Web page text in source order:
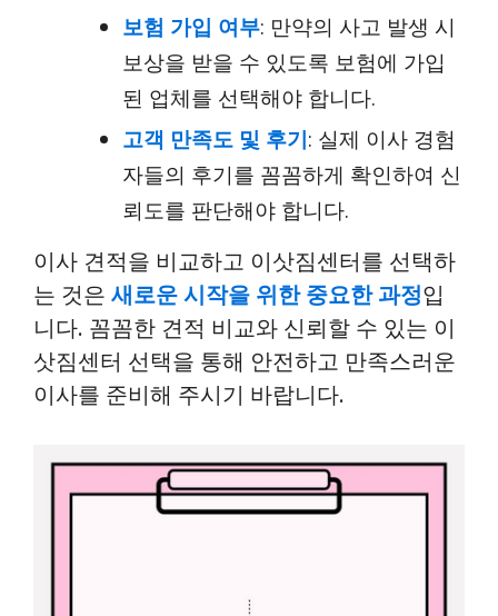
보험 가입 여부: 만약의 사고 발생 시
보상을 받을 수 있도록 보험에 가입
된 업체를 선택해야 합니다.
고객 만족도 및 후기: 실제 이사 경험
자들의 후기를 꼼꼼하게 확인하여 신
뢰도를 판단해야 합니다.
이사 견적을 비교하고 이삿짐센터를 선택하
는 것은 새로운 시작을 위한 중요한 과정입
니다. 꼼꼼한 견적 비교와 신뢰할 수 있는 이
삿짐센터 선택을 통해 안전하고 만족스러운
이사를 준비해 주시기 바랍니다.